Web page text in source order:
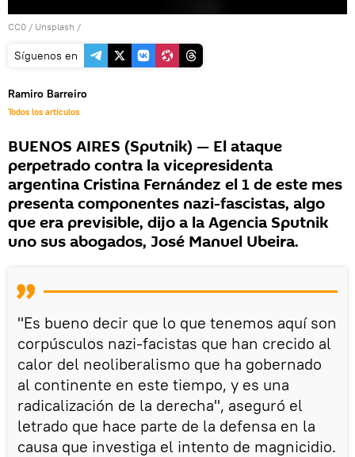
CC0 / Unsplash /
Síguenos en
Ramiro Barreiro
Todos los artículos
BUENOS AIRES (Sputnik) — El ataque
perpetrado contra la vicepresidenta
argentina Cristina Fernández el 1 de este mes
presenta componentes nazi-fascistas, algo
que era previsible, dijo a la Agencia Sputnik
uno sus abogados, José Manuel Ubeira.
"Es bueno decir que lo que tenemos aquí son
corpúsculos nazi-facistas que han crecido al
calor del neoliberalismo que ha gobernado
al continente en este tiempo, y es una
radicalización de la derecha", aseguró el
letrado que hace parte de la defensa en la
causa que investiga el intento de magnicidio.